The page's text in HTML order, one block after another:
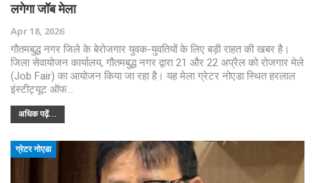
लगेगा जॉब मेला
Apr 18, 2026
गौतमबुद्ध नगर जिले के बेरोजगार युवक-युवतियों के लिए बड़ी राहत की खबर है।
जिला सेवायोजन कार्यालय, गौतमबुद्ध नगर द्वारा 21 और 22 अप्रैल को रोजगार मेले
(Job Fair) का आयोजन किया जा रहा है। यह मेला ग्रेटर नोएडा स्थित हरलाल
इंस्टीट्यूट ऑफ…
अधिक पढ़ें...
ग्रेटर नोएडा